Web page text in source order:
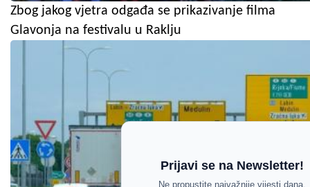
Zbog jakog vjetra odgađa se prikazivanje filma
Glavonja na festivalu u Raklju
Prijavi se na Newsletter!
Ne propustite najvažnije vijesti dana.